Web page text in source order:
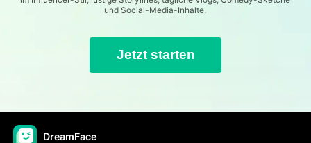
und Social-Media-Inhalte.
Jetzt starten
DreamFace